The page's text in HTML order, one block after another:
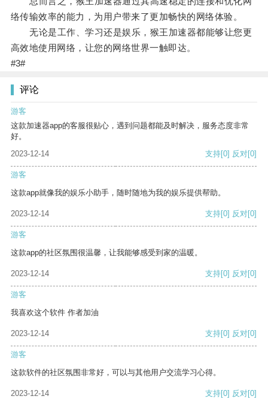
络传输效率的能力，为用户带来了更加畅快的网络体验。
无论是工作、学习还是娱乐，猴王加速器都能够让您更
高效地使用网络，让您的网络世界一触即达。
#3#
评论
游客
这款加速器app的客服很贴心，遇到问题都能及时解决，服务态度非常
好。
2023-12-14
支持[0] 反对[0]
游客
这款app就像我的娱乐小助手，随时随地为我的娱乐提供帮助。
2023-12-14 支持[0] 反对[0]
游客
这款app的社区氛围很温馨，让我能够感受到家的温暖。
2023-12-14 支持[0] 反对[0]
游客
我喜欢这个软件 作者加油
2023-12-14 支持[0] 反对[0]
游客
这款软件的社区氛围非常好，可以与其他用户交流学习心得。
2023-12-14 支持[0] 反对[0]